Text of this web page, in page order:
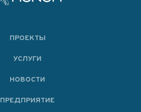
ПРОЕКТЫ
УСЛУГИ
НОВОСТИ
ПРЕДПРИЯТИЕ